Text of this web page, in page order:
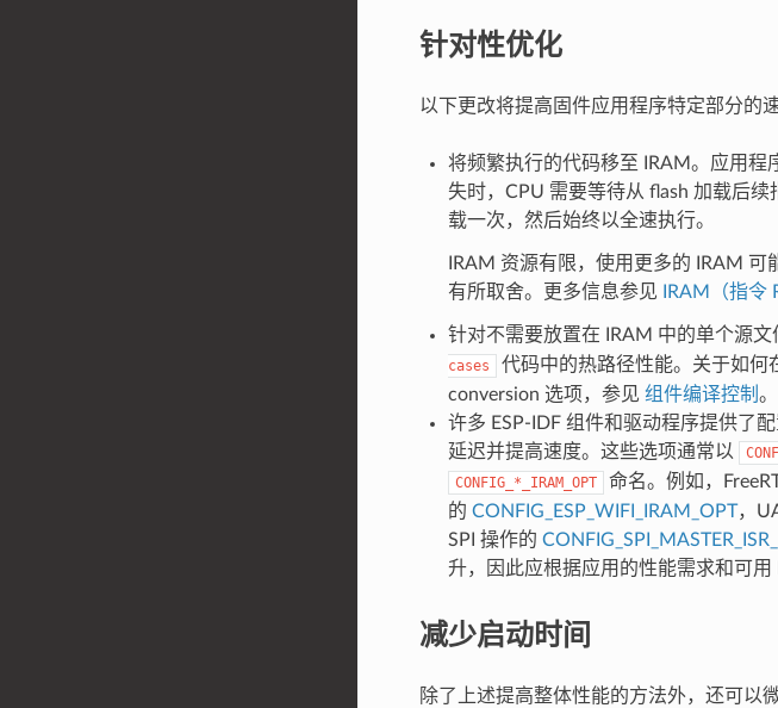
针对性优化
以下更改将提高固件应用程序特定部分的速
将频繁执行的代码移至 IRAM。应用程
失时，CPU 需要等待从 flash 加载后
载一次，然后始终以全速执行。
IRAM 资源有限，使用更多的 IRAM
有所取舍。更多信息参见
IRAM（指令
针对不需要放置在 IRAM 中的单个源
cases
代码中的热路径性能。关于如
conversion 选项，参见 组件编译控制 。
许多 ESP-IDF 组件和驱动程序提供了
延迟并提高速度。这些选项通常以
CONFIG_*_IRAM_OPT 命名。例如，
的 CONFIG_ESP_WIFI_IRAM_OPT，
SPI 操作的
升，因此应根据应用的性能需求和可用
减少启动时间
除了上述提高整体性能的方法外，还可以